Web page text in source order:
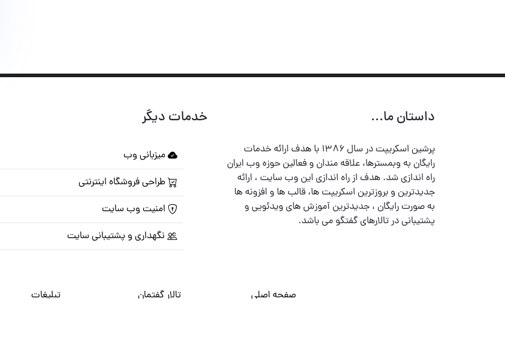
داستان ما...
پرشین اسکریپت در سال ۱۳۸۶ با هدف ارائه خدمات
رایگان به وبمسترها، علاقه مندان و فعالین حوزه وب ایران
راه اندازی شد. هدف از راه اندازی این وب سایت ، ارائه
جدیدترین و بروزترین اسکریپت ها، قالب ها و افزونه ها
به صورت رایگان ، جدیدترین آموزش های ویدئویی و
پشتیبانی در تالارهای گفتگو می باشد.
خدمات دیگر
میزبانی وب
طراحی فروشگاه اینترنتی
امنیت وب سایت
نگهداری و پشتیبانی سایت
صفحه اصلی تالار گفتمان تبلیغات